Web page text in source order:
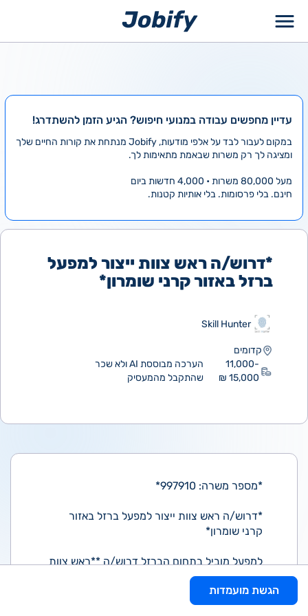
עדיין מחפשים עבודה במנועי חיפוש? הגיע הזמן להשתדרג!
במקום לעבור לבד על אלפי מודעות, Jobify מנתחת את קורות החיים שלך
ומציגה לך רק משרות שבאמת מתאימות לך.
מעל 80,000 משרות • 4,000 חדשות ביום
חינם. בלי פרסומות. בלי אותיות קטנות.
*דרוש/ה ראש צוות ייצור למפעל
ברזל באזור קרני שומרון*
Skill Hunter
קדומים
11,000-
15,000 ₪
הערכה מבוססת AI ולא שכר
שהתקבל מהמעסיק
*מספר משרה: 997910*
*דרוש/ה ראש צוות ייצור למפעל ברזל באזור
קרני שומרון*
למפעל מוביל בתחום הברזל דרוש/ה **ראש צוות
ייצור** לתפקיד הכולל ניהול שוטף של מערך
הייצור, הובלת צוות עובדים ואחריות על עמידה
ביעדי איכות, תפוקה ובטיחות.
הגשת מועמדות